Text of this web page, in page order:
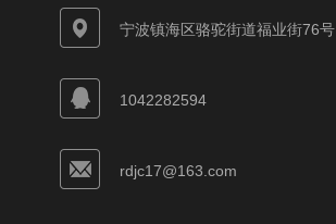
宁波镇海区骆驼街道福业街76号
1042282594
rdjc17@163.com